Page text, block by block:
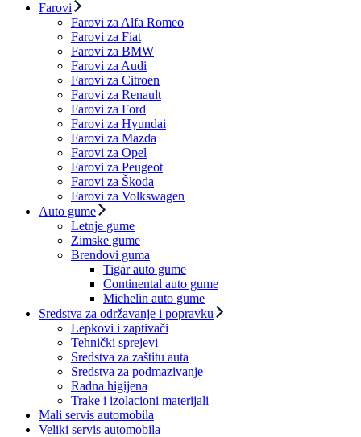
Farovi
Farovi za Alfa Romeo
Farovi za Fiat
Farovi za BMW
Farovi za Audi
Farovi za Citroen
Farovi za Renault
Farovi za Ford
Farovi za Hyundai
Farovi za Mazda
Farovi za Opel
Farovi za Peugeot
Farovi za Škoda
Farovi za Volkswagen
Auto gume
Letnje gume
Zimske gume
Brendovi guma
Tigar auto gume
Continental auto gume
Michelin auto gume
Sredstva za održavanje i popravku
Lepkovi i zaptivači
Tehnički sprejevi
Sredstva za zaštitu auta
Sredstva za podmazivanje
Radna higijena
Trake i izolacioni materijali
Mali servis automobila
Veliki servis automobila